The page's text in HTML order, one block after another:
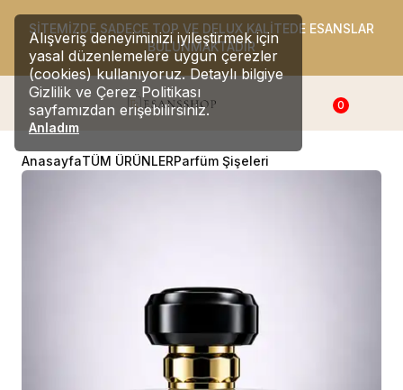
Alışveriş deneyiminizi iyileştirmek için
yasal düzenlemelere uygun çerezler
(cookies) kullanıyoruz. Detaylı bilgiye
Gizlilik ve Çerez Politikası
sayfamızdan erişebilirsiniz.
Anladım
SİTEMİZDE SADECE TOP VE DELUX KALİTEDE ESANSLAR
BULUNMAKTADIR
0
AnasayfaTÜM ÜRÜNLERParfüm Şişeleri